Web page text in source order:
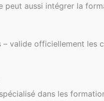
aussi intégrer la
valide officiellement
dans les